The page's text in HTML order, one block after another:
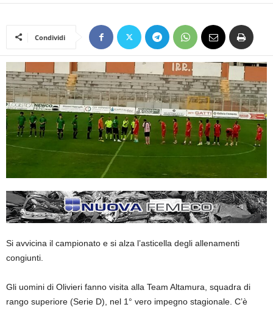
Condividi
Si avvicina il campionato e si alza l’asticella degli allenamenti
congiunti.
Gli uomini di Olivieri fanno visita alla Team Altamura, squadra di
rango superiore (Serie D), nel 1° vero impegno stagionale. C’è